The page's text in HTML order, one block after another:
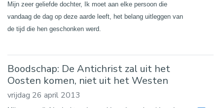
Mijn zeer geliefde dochter, Ik moet aan elke persoon die
vandaag de dag op deze aarde leeft, het belang uitleggen van
de tijd die hen geschonken werd.
Boodschap: De Antichrist zal uit het
Oosten komen, niet uit het Westen
vrijdag 26 april 2013